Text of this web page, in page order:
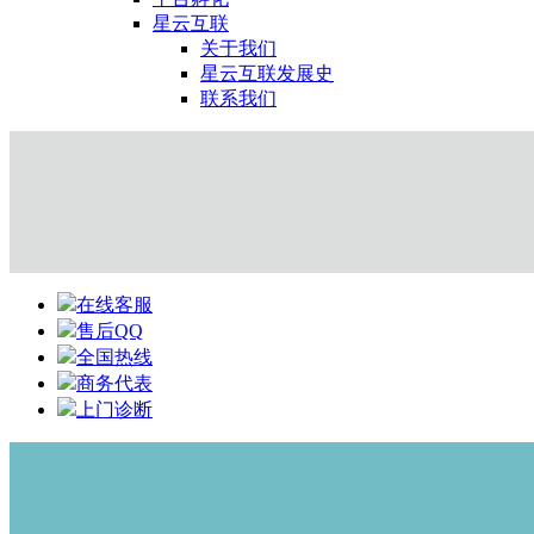
星云互联
关于我们
星云互联发展史
联系我们
在线客服
售后QQ
全国热线
商务代表
上门诊断